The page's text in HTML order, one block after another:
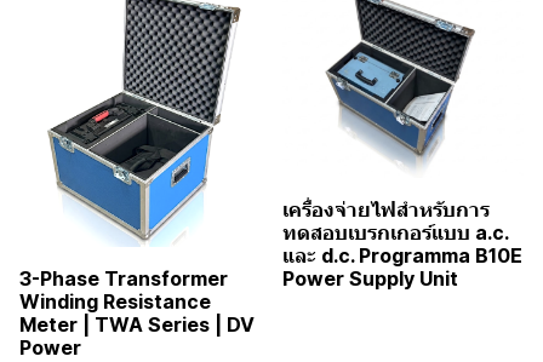
3-Phase Transformer
Winding Resistance
Meter | TWA Series | DV
Power
เครื่องจ่ายไฟสำหรับการ
ทดสอบเบรกเกอร์แบบ a.c.
และ d.c. Programma B10E
Power Supply Unit